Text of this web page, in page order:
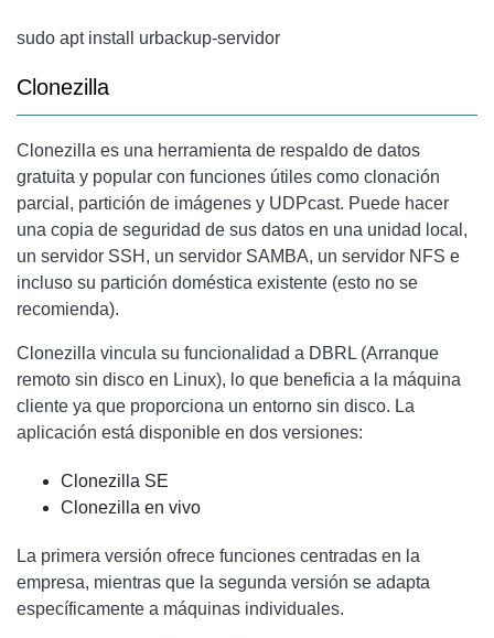
sudo apt install urbackup-servidor
Clonezilla
Clonezilla es una herramienta de respaldo de datos
gratuita y popular con funciones útiles como clonación
parcial, partición de imágenes y UDPcast. Puede hacer
una copia de seguridad de sus datos en una unidad local,
un servidor SSH, un servidor SAMBA, un servidor NFS e
incluso su partición doméstica existente (esto no se
recomienda).
Clonezilla vincula su funcionalidad a DBRL (Arranque
remoto sin disco en Linux), lo que beneficia a la máquina
cliente ya que proporciona un entorno sin disco. La
aplicación está disponible en dos versiones:
Clonezilla SE
Clonezilla en vivo
La primera versión ofrece funciones centradas en la
empresa, mientras que la segunda versión se adapta
específicamente a máquinas individuales.